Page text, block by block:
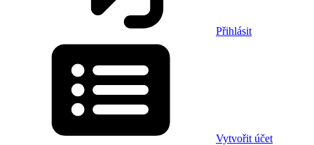
Přihlásit
Vytvořit účet